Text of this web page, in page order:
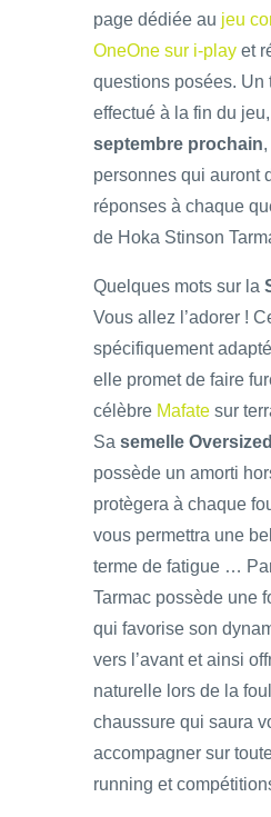
page dédiée au jeu
OneOne sur i-play et
questions posées. Un
effectué à la fin du
septembre prochain
personnes qui auront
réponses à chaque
de Hoka Stinson
Quelques mots sur la
Vous allez l’adorer !
spécifiquement
elle promet de faire
célèbre Mafate sur
Sa semelle Oversized
possède un amorti
protègera à chaque
vous permettra une
terme de fatigue …
Tarmac possède une
qui favorise son
vers l’avant et ainsi
naturelle lors de la
chaussure qui saura
accompagner sur
running et